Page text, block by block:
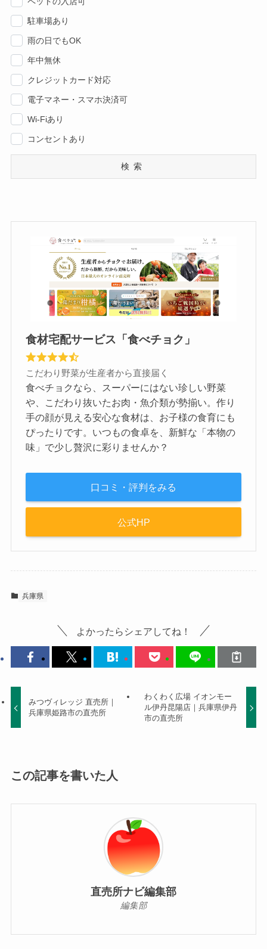
駐車場あり
雨の日でもOK
年中無休
クレジットカード対応
電子マネー・スマホ決済可
Wi-Fiあり
コンセントあり
検索
食材宅配サービス「食べチョク」
こだわり野菜が生産者から直接届く
食べチョクなら、スーパーにはない珍しい野菜
や、こだわり抜いたお肉・魚介類が勢揃い。作り
手の顔が見える安心な食材は、お子様の食育にも
ぴったりです。いつもの食卓を、新鮮な「本物の
味」で少し贅沢に彩りませんか？
口コミ・評判をみる
公式HP
兵庫県
よかったらシェアしてね！
みつヴィレッジ 直売所｜
兵庫県姫路市の直売所
わくわく広場 イオンモー
ル伊丹昆陽店｜兵庫県伊丹
市の直売所
この記事を書いた人
直売所ナビ編集部
編集部